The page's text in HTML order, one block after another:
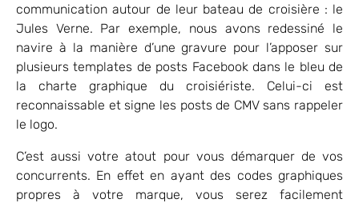
communication autour de leur bateau de croisière : le
Jules Verne. Par exemple, nous avons redessiné le
navire à la manière d’une gravure pour l’apposer sur
plusieurs templates de posts Facebook dans le bleu de
la charte graphique du croisiériste. Celui-ci est
reconnaissable et signe les posts de CMV sans rappeler
le logo.
C’est aussi votre atout pour vous démarquer de vos
concurrents. En effet en ayant des codes graphiques
propres à votre marque, vous serez facilement